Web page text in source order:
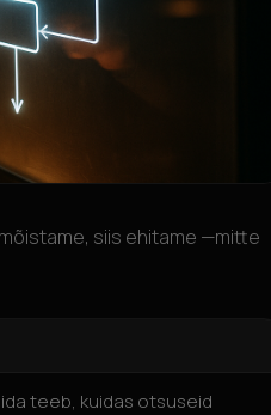
siis ehitame —mitte
teeb, kuidas otsuseid